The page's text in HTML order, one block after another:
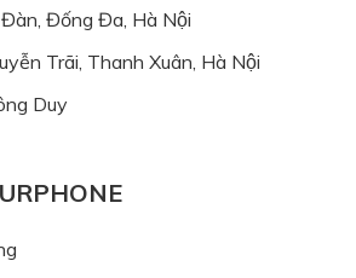
Đống Đa, Hà Nội
Trãi, Thanh Xuân, Hà Nội
Duy